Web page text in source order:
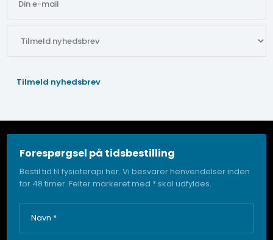
Forespørgsel på tidsbestilling
Bestil tid til fysioterapi her. Vi besvarer henvendelser inden
for 48 timer. Felter markeret med * skal udfyldes.